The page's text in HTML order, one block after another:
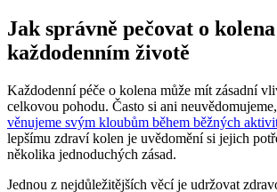
Jak správně pečovat o
každodenním životě
Každodenní péče o kolena může mít zásadní
celkovou pohodu. Často si ani neuvědomujeme,
věnujeme svým kloubům během běžných
lepšímu zdraví kolen je uvědomění si jejich
několika jednoduchých zásad.
Jednou z nejdůležitějších věcí je udržovat